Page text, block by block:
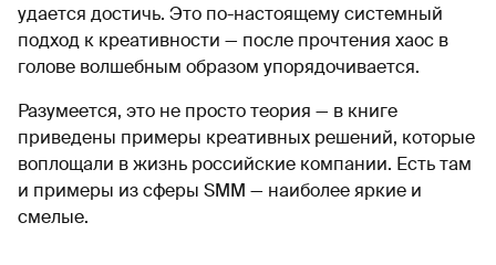
удается достичь. Это по-настоящему системный
подход к креативности — после прочтения хаос в
голове волшебным образом упорядочивается.
Разумеется, это не просто теория — в книге
приведены примеры креативных решений, которые
воплощали в жизнь российские компании. Есть там
и примеры из сферы SMM — наиболее яркие и
смелые.